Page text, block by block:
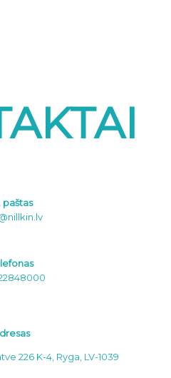
paštas
226 K-4, Ryga, LV-1039